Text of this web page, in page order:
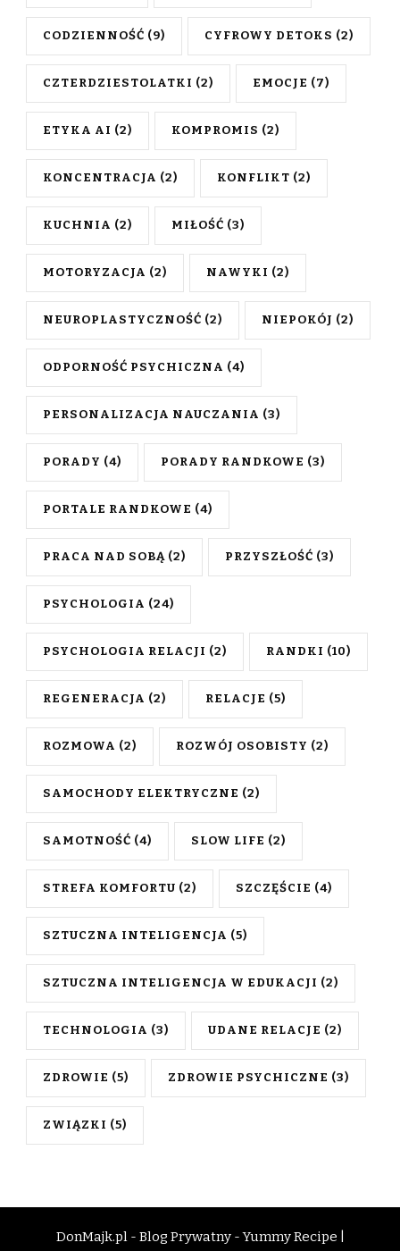
CODZIENNOŚĆ (9) CYFROWY DETOKS (2)
CZTERDZIESTOLATKI (2) EMOCJE (7)
ETYKA AI (2) KOMPROMIS (2)
KONCENTRACJA (2) KONFLIKT (2)
KUCHNIA (2) MIŁOŚĆ (3)
MOTORYZACJA (2) NAWYKI (2)
NEUROPLASTYCZNOŚĆ (2) NIEPOKÓJ (2)
ODPORNOŚĆ PSYCHICZNA (4)
PERSONALIZACJA NAUCZANIA (3)
PORADY (4) PORADY RANDKOWE (3)
PORTALE RANDKOWE (4)
PRACA NAD SOBĄ (2) PRZYSZŁOŚĆ (3)
PSYCHOLOGIA (24)
PSYCHOLOGIA RELACJI (2) RANDKI (10)
REGENERACJA (2) RELACJE (5)
ROZMOWA (2) ROZWÓJ OSOBISTY (2)
SAMOCHODY ELEKTRYCZNE (2)
SAMOTNOŚĆ (4) SLOW LIFE (2)
STREFA KOMFORTU (2) SZCZĘŚCIE (4)
SZTUCZNA INTELIGENCJA (5)
SZTUCZNA INTELIGENCJA W EDUKACJI (2)
TECHNOLOGIA (3) UDANE RELACJE (2)
ZDROWIE (5) ZDROWIE PSYCHICZNE (3)
ZWIĄZKI (5)
DonMajk.pl - Blog Prywatny -Yummy Recipe |